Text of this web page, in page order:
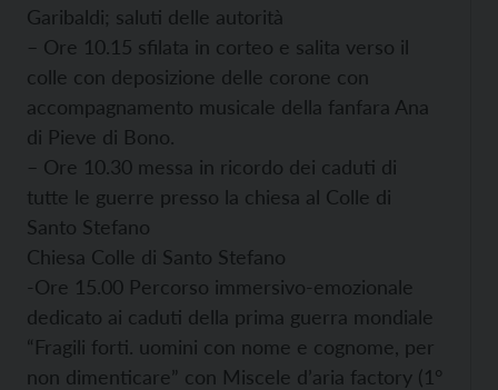
Garibaldi; saluti delle autorità
– Ore 10.15 sfilata in corteo e salita verso il
colle con deposizione delle corone con
accompagnamento musicale della fanfara Ana
di Pieve di Bono.
– Ore 10.30 messa in ricordo dei caduti di
tutte le guerre presso la chiesa al Colle di
Santo Stefano
Chiesa Colle di Santo Stefano
-Ore 15.00 Percorso immersivo-emozionale
dedicato ai caduti della prima guerra mondiale
“Fragili forti. uomini con nome e cognome, per
non dimenticare” con Miscele d’aria factory (1°